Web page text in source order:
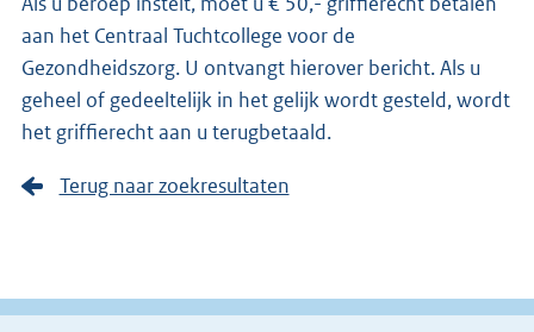
aan het Centraal Tuchtcollege voor de
Gezondheidszorg. U ontvangt hierover bericht. Als u
geheel of gedeeltelijk in het gelijk wordt gesteld, wordt
het griffierecht aan u terugbetaald.
Terug naar zoekresultaten